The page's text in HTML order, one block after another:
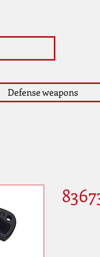
Defense weapons